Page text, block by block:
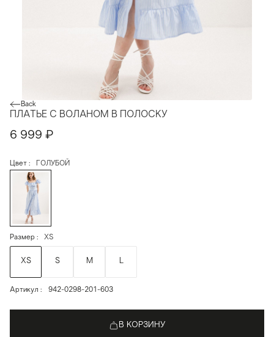
Back
ПЛАТЬЕ С ВОЛАНОМ В ПОЛОСКУ
6 999 ₽
Цвет ГОЛУБОЙ
Размер XS
XS S M L
Артикул 942-0298-201-603
В КОРЗИНУ